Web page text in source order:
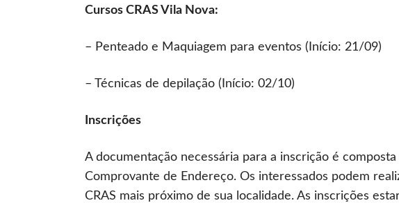
Cursos CRAS Vila Nova:
– Penteado e Maquiagem para eventos (Início: 21/09)
– Técnicas de depilação (Início: 02/10)
Inscrições
A documentação necessária para a inscrição é
Comprovante de Endereço. Os interessados podem
CRAS mais próximo de sua localidade. As inscrições